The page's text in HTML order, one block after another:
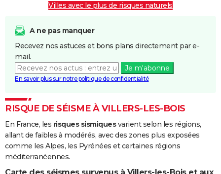
Villes avec le plus de risques naturels
A ne pas manquer
Recevez nos astuces et bons plans directement par e-
mail.
Je m'abonne
En savoir plus sur notre politique de confidentialité
RISQUE DE SÉISME À VILLERS-LES-BOIS
En France, les risques sismiquesvarient selon les régions,
allant de faibles à modérés, avec des zones plus exposées
comme les Alpes, les Pyrénées et certaines régions
méditerranéennes.
Carte des séismes survenus à Villers-les-Bois et aux